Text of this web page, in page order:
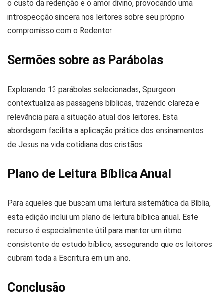
o custo da redenção e o amor divino, provocando uma
introspecção sincera nos leitores sobre seu próprio
compromisso com o Redentor​​.
Sermões sobre as Parábolas
Explorando 13 parábolas selecionadas, Spurgeon
contextualiza as passagens bíblicas, trazendo clareza e
relevância para a situação atual dos leitores. Esta
abordagem facilita a aplicação prática dos ensinamentos
de Jesus na vida cotidiana dos cristãos​​.
Plano de Leitura Bíblica Anual
Para aqueles que buscam uma leitura sistemática da Bíblia,
esta edição inclui um plano de leitura bíblica anual. Este
recurso é especialmente útil para manter um ritmo
consistente de estudo bíblico, assegurando que os leitores
cubram toda a Escritura em um ano.
Conclusão